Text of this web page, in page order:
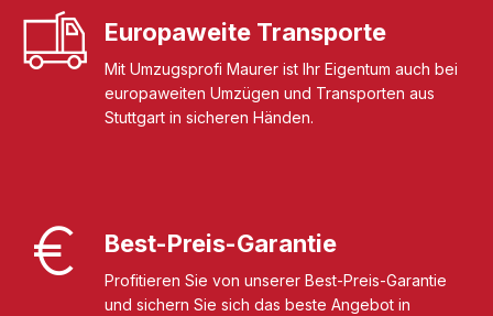
Europaweite Transporte
Mit Umzugsprofi Maurer ist Ihr Eigentum auch bei
europaweiten Umzügen und Transporten aus
Stuttgart in sicheren Händen.
Best-Preis-Garantie
Profitieren Sie von unserer Best-Preis-Garantie
und sichern Sie sich das beste Angebot in